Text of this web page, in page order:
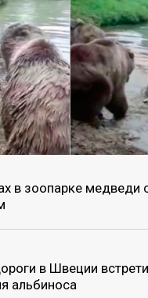
в зоопарке медведи
в Швеции
альбиноса